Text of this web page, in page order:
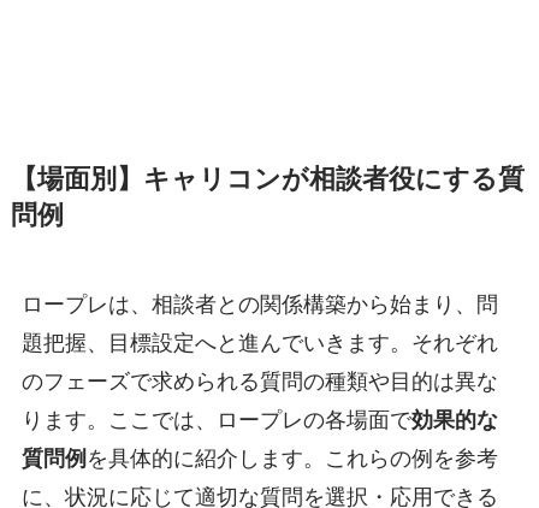
【場面別】キャリコンが相談者役にする質
問例
ロープレは、相談者との関係構築から始まり、問
題把握、目標設定へと進んでいきます。それぞれ
のフェーズで求められる質問の種類や目的は異な
ります。ここでは、ロープレの各場面で効果的な
質問例 を具体的に紹介します。これらの例を参考
に、状況に応じて適切な質問を選択・応用できる